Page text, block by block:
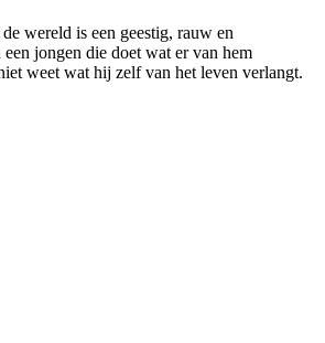
wereld is een geestig, rauw en
jongen die doet wat er van hem
weet wat hij zelf van het leven verlangt.